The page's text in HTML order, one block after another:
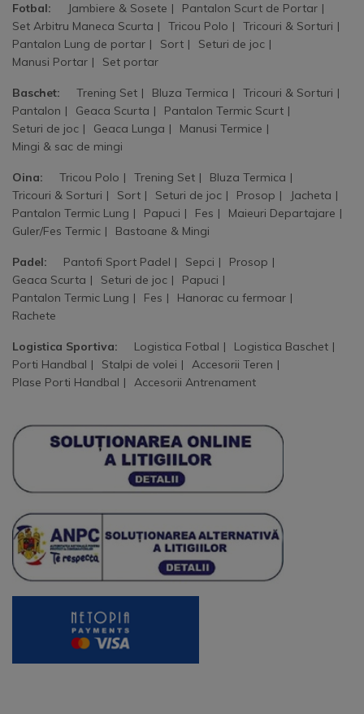
Fotbal: Jambiere & Sosete
Pantalon Scurt de Portar
Set Arbitru Maneca Scurta
Tricou Polo
Tricouri & Sorturi
Pantalon Lung de portar
Sort
Seturi de joc
Manusi Portar
Set portar
Baschet: Trening Set Bluza Termica
Tricouri & Sorturi
Pantalon
Geaca Scurta
Pantalon Termic Scurt
Seturi de joc
Geaca Lunga
Manusi Termice
Mingi & sac de mingi
Oina: Tricou Polo Trening Set
Bluza Termica
Tricouri & Sorturi
Sort Seturi de joc Prosop
Jacheta
Pantalon Termic Lung
Papuci Fes
Maieuri Departajare
Guler/Fes Termic
Bastoane & Mingi
Padel: Pantofi Sport Padel Sepci
Prosop
Geaca Scurta
Seturi de joc
Papuci
Pantalon Termic Lung
Fes
Hanorac cu fermoar
Rachete
Logistica Sportiva: Logistica Fotbal
Logistica Baschet
Porti Handbal
Stalpi de volei
Accesorii Teren
Plase Porti Handbal
Accesorii Antrenament